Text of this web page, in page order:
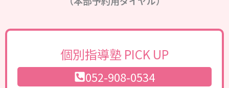
個別指導塾 PICK UP
052-908-0534